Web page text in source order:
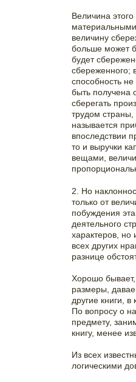
Величина
величину
больше может
будет
сбереженного;
способность
быть получена
сберегать
трудом страны,
называется
впоследствии
то и выручки
вещами,
2. Но
только от
побуждения
деятельного
характеров, но
всех других
разнице
Хорошо
размеры,
другие книги,
По вопросу о
предмету,
книгу, менее
Из всех
логическими